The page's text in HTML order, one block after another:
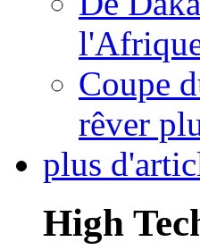
Coupe
rêver
plus
High